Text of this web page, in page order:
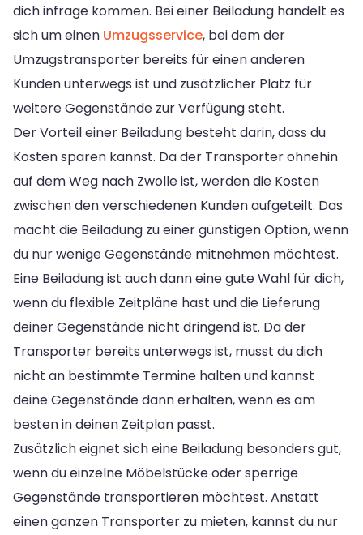
dich infrage kommen. Bei einer Beiladung handelt es
sich um einen Umzugsservice, bei dem der
Umzugstransporter bereits für einen anderen
Kunden unterwegs ist und zusätzlicher Platz für
weitere Gegenstände zur Verfügung steht.
Der Vorteil einer Beiladung besteht darin, dass du
Kosten sparen kannst. Da der Transporter ohnehin
auf dem Weg nach Zwolle ist, werden die Kosten
zwischen den verschiedenen Kunden aufgeteilt. Das
macht die Beiladung zu einer günstigen Option, wenn
du nur wenige Gegenstände mitnehmen möchtest.
Eine Beiladung ist auch dann eine gute Wahl für dich,
wenn du flexible Zeitpläne hast und die Lieferung
deiner Gegenstände nicht dringend ist. Da der
Transporter bereits unterwegs ist, musst du dich
nicht an bestimmte Termine halten und kannst
deine Gegenstände dann erhalten, wenn es am
besten in deinen Zeitplan passt.
Zusätzlich eignet sich eine Beiladung besonders gut,
wenn du einzelne Möbelstücke oder sperrige
Gegenstände transportieren möchtest. Anstatt
einen ganzen Transporter zu mieten, kannst du nur